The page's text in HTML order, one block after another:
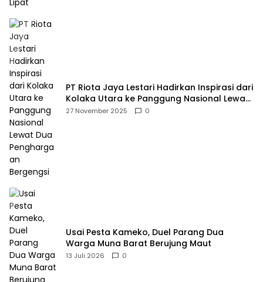
PT Riota Jaya Lestari Hadirkan Inspirasi dari
Kolaka Utara ke Panggung Nasional Lewat
Dua Penghargaan Bergengsi
27 November 2025 0
Usai Pesta Kameko, Duel Parang Dua
Warga Muna Barat Berujung Maut
13 Juli 2026 0